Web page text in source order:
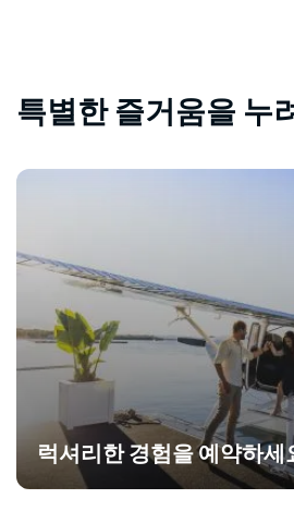
특별한 즐거움을 누
럭셔리한 경험을 예약하세